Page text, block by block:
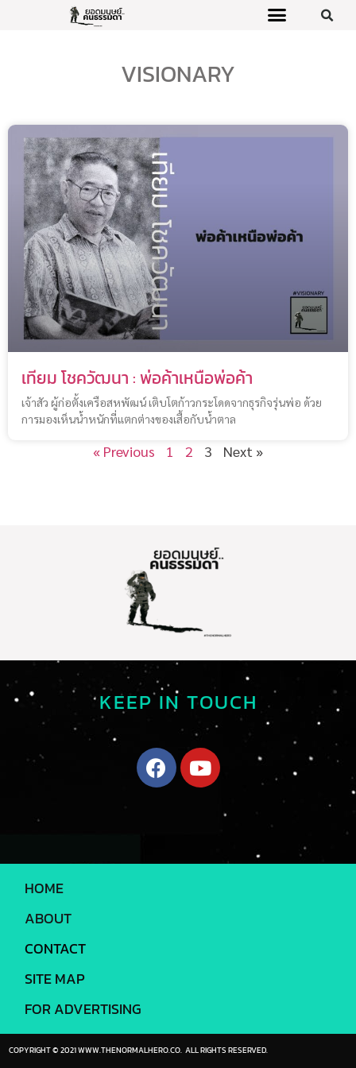
VISIONARY
เทียม โชควัฒนา : พ่อค้าเหนือพ่อค้า
เจ้าสัว ผู้ก่อตั้งเครือสหพัฒน์ เติบโตก้าวกระโดดจากธุรกิจรุ่นพ่อ ด้วย
การมองเห็นน้ำหนักที่แตกต่างของเสื้อกับน้ำตาล
« Previous 1 2 3 Next »
KEEP IN TOUCH
HOME
ABOUT
CONTACT
SITE MAP
FOR ADVERTISING
COPYRIGHT © 2021 WWW.THENORMALHERO.CO. ALL RIGHTS RESERVED.